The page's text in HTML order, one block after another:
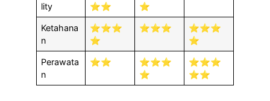
lity
⭐⭐
⭐
Ketahana
n
⭐⭐⭐
⭐
⭐⭐⭐
⭐⭐⭐
⭐
Perawata
n
⭐⭐
⭐⭐⭐
⭐
⭐⭐⭐
⭐⭐